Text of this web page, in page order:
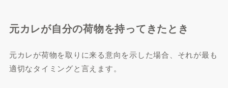
元カレが自分の荷物を持ってきたとき
元カレが荷物を取りに来る意向を示した場合、それが最も
適切なタイミングと言えます。